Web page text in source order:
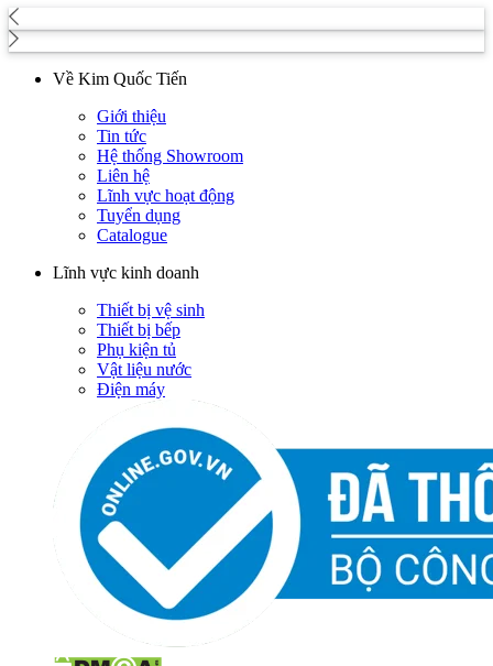
Về Kim Quốc Tiến
Giới thiệu
Tin tức
Hệ thống Showroom
Liên hệ
Lĩnh vực hoạt động
Tuyển dụng
Catalogue
Lĩnh vực kinh doanh
Thiết bị vệ sinh
Thiết bị bếp
Phụ kiện tủ
Vật liệu nước
Điện máy